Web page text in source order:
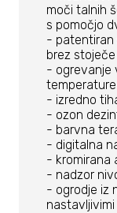
moči talnih
s pomočjo
- patentiran
brez
- ogrevanje
- izredno
- ozon
- barvna
- digitalna
- kromirana
- nadzor
- ogrodje iz
nastavljivimi